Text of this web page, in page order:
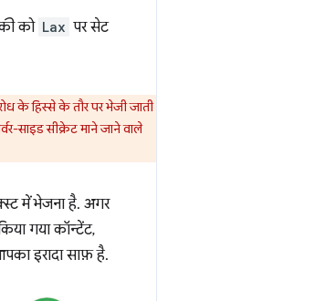
को Lax पर सेट
के हिस्से के तौर पर भेजी जाती
साइड सीक्रेट माने जाने वाले
में भेजना है. अगर
गया कॉन्टेंट,
इरादा साफ़ है.